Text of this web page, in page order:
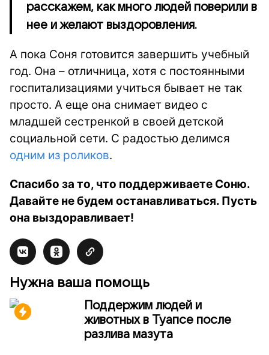
расскажем, как много людей поверили в
нее и желают выздоровления.
А пока Соня готовится завершить учебный
год. Она – отличница, хотя с постоянными
госпитализациями учиться бывает не так
просто. А еще она снимает видео с
младшей сестренкой в своей детской
социальной сети. С радостью делимся
одним из роликов.
Спасибо за то, что поддерживаете Соню.
Давайте не будем останавливаться. Пусть
она выздоравливает!
Нужна ваша помощь
Поддержим людей и
животных в Туапсе после
разлива мазута